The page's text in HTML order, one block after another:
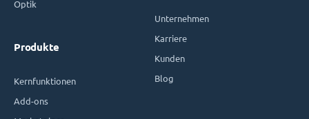
Optik
Produkte
Kernfunktionen
Add-ons
Unternehmen
Karriere
Kunden
Blog